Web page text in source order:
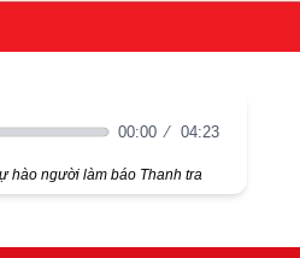
00:00 04:23
hào người làm báo Thanh tra